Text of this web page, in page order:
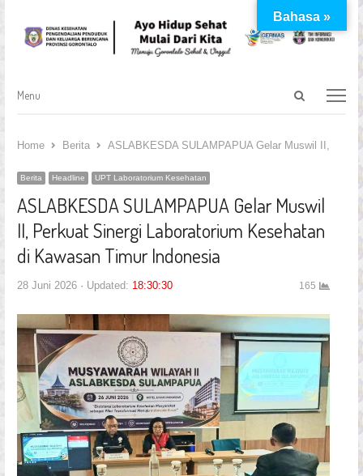
Open
Menu
Menu
Home Berita ASLABKESDA SULAMPAPUA Gelar Muswil II,
Berita Headline UPT Laboratorium Kesehatan
ASLABKESDA SULAMPAPUA Gelar Muswil
II, Perkuat Sinergi Laboratorium Kesehatan
di Kawasan Timur Indonesia
28 Juni 2026 Updated: 18:30:30 165
Bahasa »